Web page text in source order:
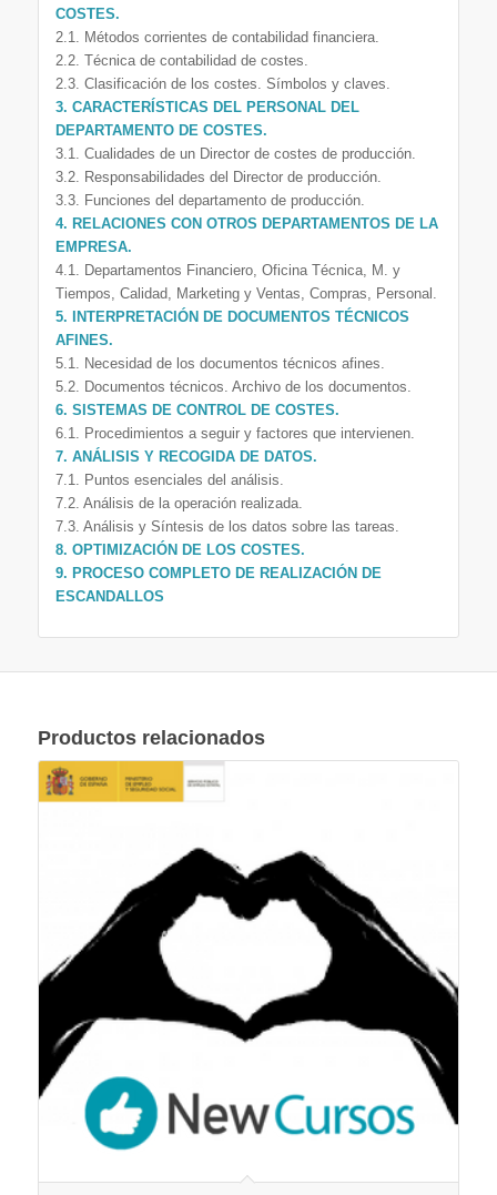
COSTES.
2.1. Métodos corrientes de contabilidad financiera.
2.2. Técnica de contabilidad de costes.
2.3. Clasificación de los costes. Símbolos y claves.
3. CARACTERÍSTICAS DEL PERSONAL DEL
DEPARTAMENTO DE COSTES.
3.1. Cualidades de un Director de costes de producción.
3.2. Responsabilidades del Director de producción.
3.3. Funciones del departamento de producción.
4. RELACIONES CON OTROS DEPARTAMENTOS DE LA
EMPRESA.
4.1. Departamentos Financiero, Oficina Técnica, M. y
Tiempos, Calidad, Marketing y Ventas, Compras, Personal.
5. INTERPRETACIÓN DE DOCUMENTOS TÉCNICOS
AFINES.
5.1. Necesidad de los documentos técnicos afines.
5.2. Documentos técnicos. Archivo de los documentos.
6. SISTEMAS DE CONTROL DE COSTES.
6.1. Procedimientos a seguir y factores que intervienen.
7. ANÁLISIS Y RECOGIDA DE DATOS.
7.1. Puntos esenciales del análisis.
7.2. Análisis de la operación realizada.
7.3. Análisis y Síntesis de los datos sobre las tareas.
8. OPTIMIZACIÓN DE LOS COSTES.
9. PROCESO COMPLETO DE REALIZACIÓN DE
ESCANDALLOS
Productos relacionados